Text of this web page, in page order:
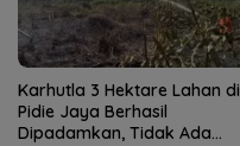
Karhutla 3 Hektare Lahan di
Pidie Jaya Berhasil
Dipadamkan, Tidak Ada